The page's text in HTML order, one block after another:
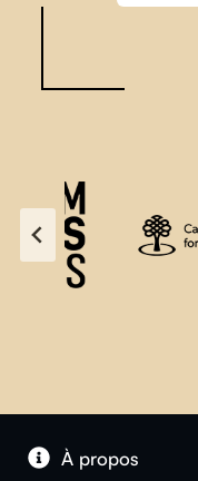
À propos